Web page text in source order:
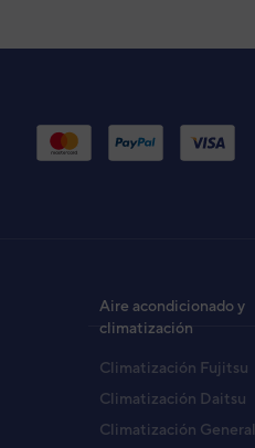
Aire acondicionado y
climatización
Climatización Fujitsu
Climatización Daitsu
Climatización General